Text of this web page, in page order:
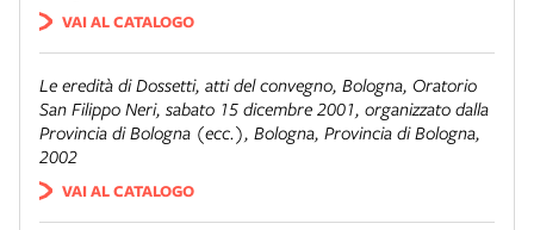
VAI AL CATALOGO
Le eredità di Dossetti, atti del convegno, Bologna, Oratorio
San Filippo Neri, sabato 15 dicembre 2001, organizzato dalla
Provincia di Bologna (ecc.), Bologna, Provincia di Bologna,
2002
VAI AL CATALOGO